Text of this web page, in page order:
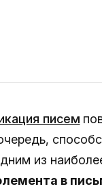
писем
из
в